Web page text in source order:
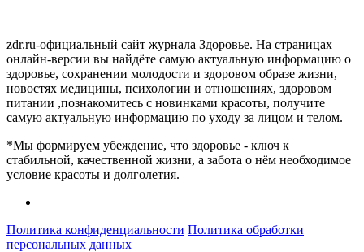
zdr.ru-официальный сайт журнала Здоровье. На страницах
онлайн-версии вы найдёте самую актуальную информацию о
здоровье, сохранении молодости и здоровом образе жизни,
новостях медицины, психологии и отношениях, здоровом
питании ,познакомитесь с новинками красоты, получите
самую актуальную информацию по уходу за лицом и телом.
*Мы формируем убеждение, что здоровье - ключ к
стабильной, качественной жизни, а забота о нём необходимое
условие красоты и долголетия.
Политика конфиденциальности Политика обработки
персональных данных